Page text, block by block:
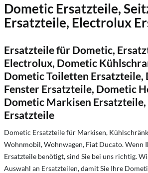
Dometic Ersatzteile,
Ersatzteile, Electrolux
Ersatzteile für Dometic,
Electrolux, Dometic
Dometic Toiletten Ersatzteile,
Fenster Ersatzteile, Dometic
Dometic Markisen
Ersatzteile
Dometic Ersatzteile für Markisen,
Wohnmobil, Wohnwagen, Fiat Ducato. Wenn
Ersatzteile benötigt, sind Sie bei uns richtig.
Auswahl an Ersatzteilen, damit Sie Ihre